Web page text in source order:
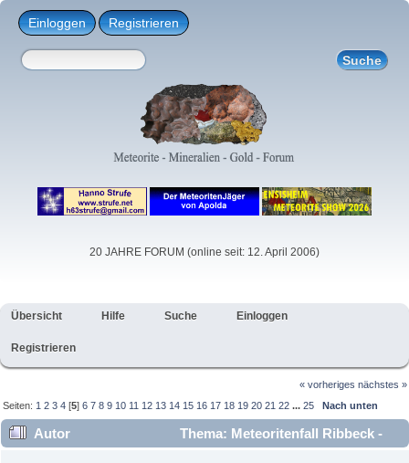
Einloggen Registrieren
20 JAHRE FORUM (online seit: 12. April 2006)
Übersicht Hilfe Suche Einloggen
Registrieren
« vorheriges nächstes »
Seiten: 1 2 3 4 [5]6 7 8 9 10 11 12 13 14 15 16 17 18 19 20 21 22 ...25 Nach unten
Autor
Thema: Meteoritenfall Ribbeck -